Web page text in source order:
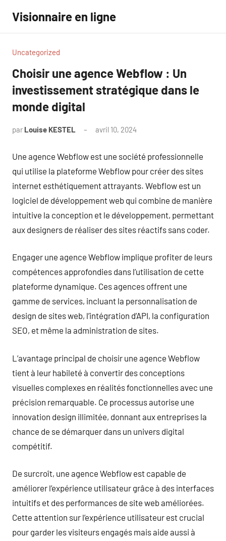
contenu
Visionnaire en ligne
Uncategorized
Choisir une agence Webflow : Un
investissement stratégique dans le
monde digital
par Louise KESTEL avril 10, 2024
Une agence Webflow est une société professionnelle
qui utilise la plateforme Webflow pour créer des sites
internet esthétiquement attrayants. Webflow est un
logiciel de développement web qui combine de manière
intuitive la conception et le développement, permettant
aux designers de réaliser des sites réactifs sans coder.
Engager une agence Webflow implique profiter de leurs
compétences approfondies dans l’utilisation de cette
plateforme dynamique. Ces agences offrent une
gamme de services, incluant la personnalisation de
design de sites web, l’intégration d’API, la configuration
SEO, et même la administration de sites.
L’avantage principal de choisir une agence Webflow
tient à leur habileté à convertir des conceptions
visuelles complexes en réalités fonctionnelles avec une
précision remarquable. Ce processus autorise une
innovation design illimitée, donnant aux entreprises la
chance de se démarquer dans un univers digital
compétitif.
De surcroît, une agence Webflow est capable de
améliorer l’expérience utilisateur grâce à des interfaces
intuitifs et des performances de site web améliorées.
Cette attention sur l’expérience utilisateur est crucial
pour garder les visiteurs engagés mais aide aussi à